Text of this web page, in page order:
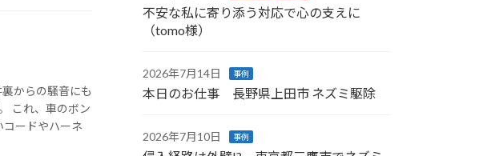
からの騒音にも
これ、車のボン
コードやハーネ
不安な私に寄り添う対応で心の支えに
（tomo様）
2026年7月14日 事例
本日のお仕事 長野県上田市 ネズミ駆除
2026年7月10日 事例